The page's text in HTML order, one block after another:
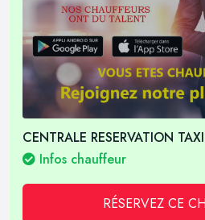
CENTRALE RESERVATION TAXI
Infos chauffeur
RÉSERVEZ CE